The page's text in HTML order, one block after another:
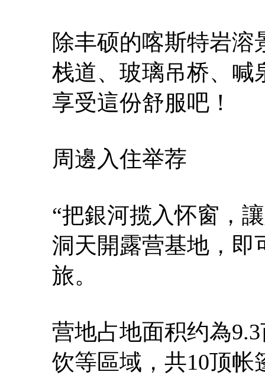
除丰硕的喀斯特岩
栈道、玻璃吊桥、喊
享受這份舒服吧！
周邊入住举荐
“把銀河揽入怀窗，
洞天開露营基地，即
旅。
营地占地面积约為
饮等區域，共10顶帐